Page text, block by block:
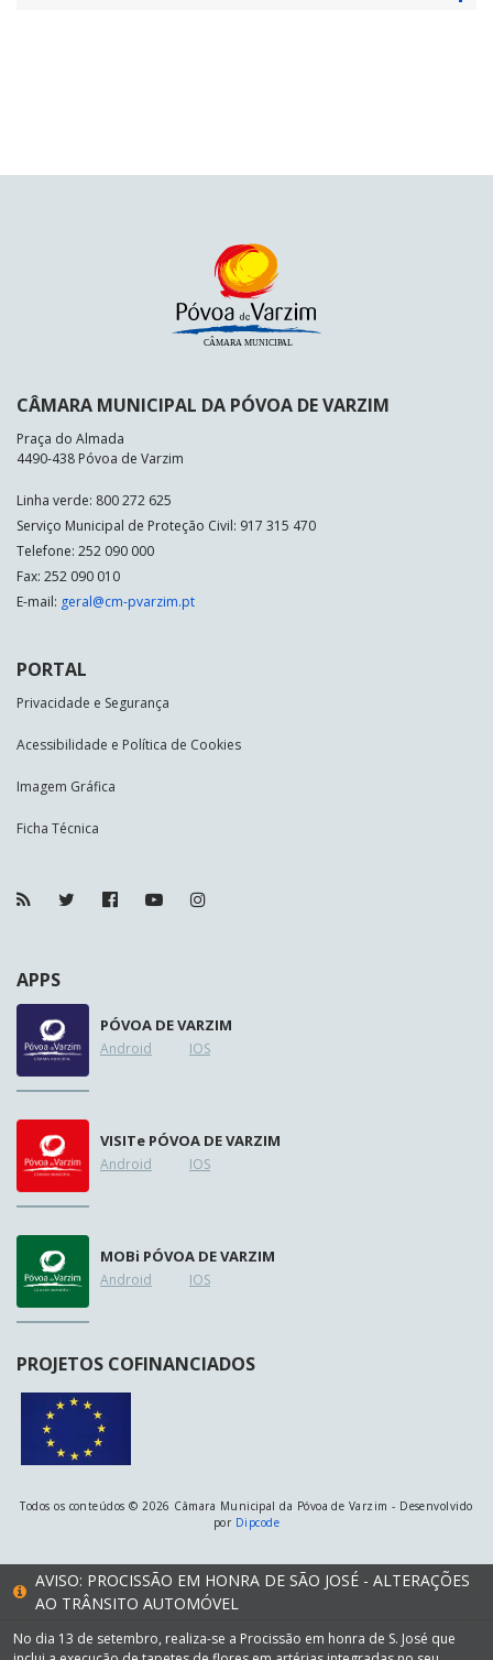
CÂMARA MUNICIPAL DA PÓVOA DE VARZIM
Praça do Almada
4490-438 Póvoa de Varzim
Linha verde: 800 272 625
Serviço Municipal de Proteção Civil: 917 315 470
Telefone: 252 090 000
Fax: 252 090 010
E-mail: geral@cm-pvarzim.pt
PORTAL
Privacidade e Segurança
Acessibilidade e Política de Cookies
Imagem Gráfica
Ficha Técnica
APPS
PÓVOA DE VARZIM
Android IOS
VISITe PÓVOA DE VARZIM
Android IOS
MOBi PÓVOA DE VARZIM
Android IOS
PROJETOS COFINANCIADOS
Todos os conteúdos © 2026 Câmara Municipal da Póvoa de Varzim - Desenvolvido
por Dipcode
AVISO: PROCISSÃO EM HONRA DE SÃO JOSÉ - ALTERAÇÕES
AO TRÂNSITO AUTOMÓVEL
No dia 13 de setembro, realiza-se a Procissão em honra de S. José que